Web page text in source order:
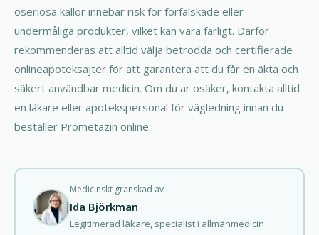
oseriösa källor innebär risk för förfalskade eller
undermåliga produkter, vilket kan vara farligt. Därför
rekommenderas att alltid välja betrodda och certifierade
onlineapoteksajter för att garantera att du får en äkta och
säkert användbar medicin. Om du är osäker, kontakta alltid
en läkare eller apotekspersonal för vägledning innan du
beställer Prometazin online.
Medicinskt granskad av
Ida Björkman
Legitimerad läkare, specialist i allmänmedicin